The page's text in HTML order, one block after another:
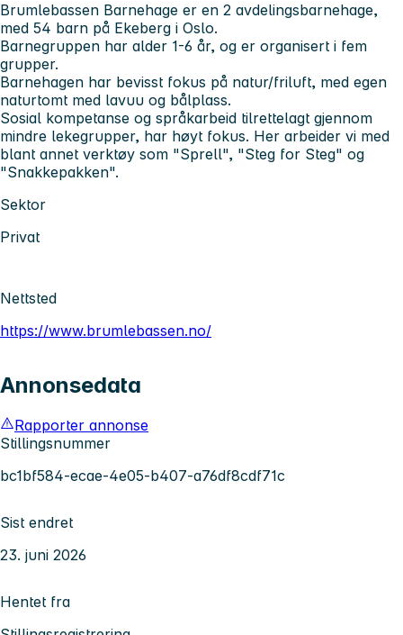
Brumlebassen Barnehage er en 2 avdelingsbarnehage,
med 54 barn på Ekeberg i Oslo.
Barnegruppen har alder 1-6 år, og er organisert i fem
grupper.
Barnehagen har bevisst fokus på natur/friluft, med egen
naturtomt med lavuu og bålplass.
Sosial kompetanse og språkarbeid tilrettelagt gjennom
mindre lekegrupper, har høyt fokus. Her arbeider vi med
blant annet verktøy som "Sprell", "Steg for Steg" og
"Snakkepakken".
Sektor
Privat
Nettsted
https://www.brumlebassen.no/
Annonsedata
Rapporter annonse
Stillingsnummer
bc1bf584-ecae-4e05-b407-a76df8cdf71c
Sist endret
23. juni 2026
Hentet fra